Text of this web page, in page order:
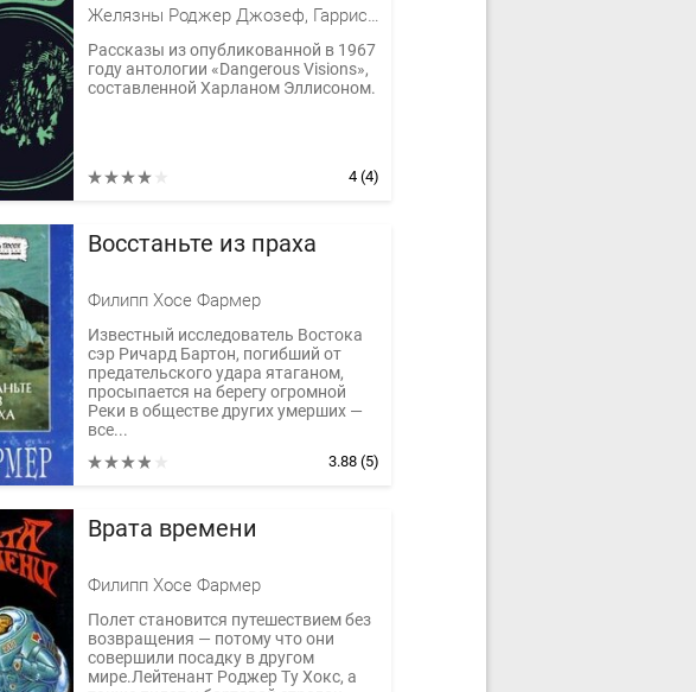
Желязны Роджер Джозеф, Гаррисон Гарри, Старджон Теодор Гамильтон, Блох Роберт Альберт, Андерсон Пол Уильям, Кристофер Прист, Нивен Ларри Лоренс ван Котт Нивен, Дель Рей Лестер, Лейбер Фриц Ройтер, Уиндем Джон Паркс Лукас Бейнон Харрис, Баллард Джеймс Грэм, Сильверберг Роберт, Пол Фредерик, Дик Филип Киндред, Найт Дэймон, Айзенберг Ларри, Лаумер Джон Кейт, Спинрад Норман Ричард, Филипп Хосе Фармер, Лафферти Рафаэль Алоизиус, Бонд Нельсон, Дефорд Мириам Аллен
Рассказы из опубликованной в 1967
году антологии «Dangerous Visions»,
составленной Харланом Эллисоном.
4(4)
Восстаньте из праха
Филипп Хосе Фармер
Известный исследователь Востока
сэр Ричард Бартон, погибший от
предательского удара ятаганом,
просыпается на берегу огромной
Реки в обществе других умерших —
все...
3.88(5)
Врата времени
Филипп Хосе Фармер
Полет становится путешествием без
возвращения — потому что они
совершили посадку в другом
мире.Лейтенант Роджер Ту Хокс, а